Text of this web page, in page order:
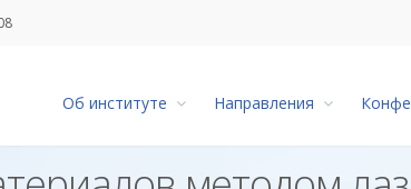
Об институте Направления